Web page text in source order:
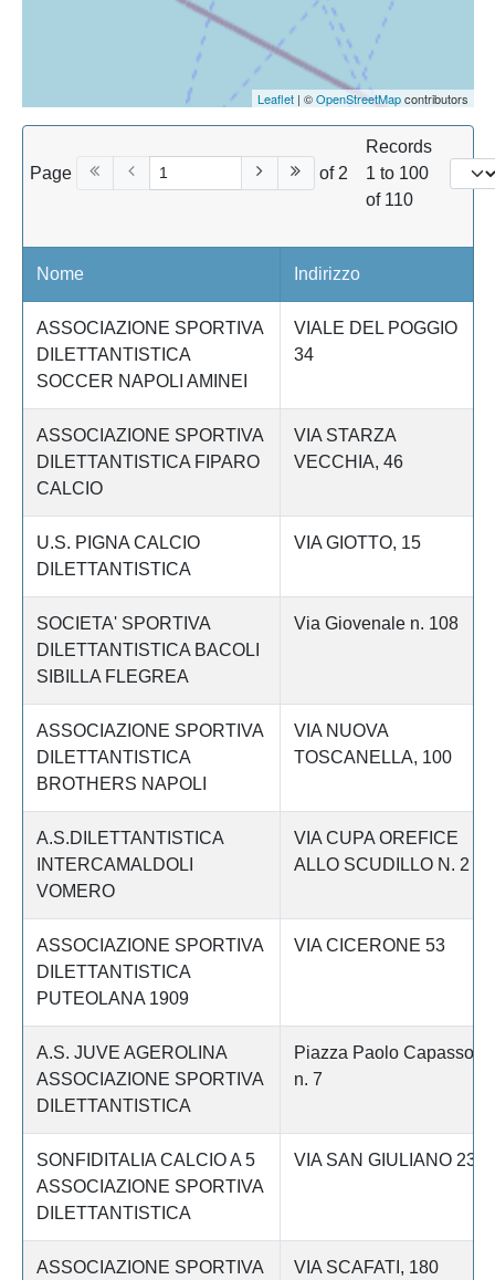
Leaflet| ©OpenStreetMapcontributors
Page of 2
Records
1 to 100
of 110
Nome Indirizzo
ASSOCIAZIONE SPORTIVA
DILETTANTISTICA
SOCCER NAPOLI AMINEI
VIALE DEL POGGIO
34
ASSOCIAZIONE SPORTIVA
DILETTANTISTICA FIPARO
CALCIO
VIA STARZA
VECCHIA, 46
U.S. PIGNA CALCIO
DILETTANTISTICA
VIA GIOTTO, 15
SOCIETA' SPORTIVA
DILETTANTISTICA BACOLI
SIBILLA FLEGREA
Via Giovenale n. 108
ASSOCIAZIONE SPORTIVA
DILETTANTISTICA
BROTHERS NAPOLI
VIA NUOVA
TOSCANELLA, 100
A.S.DILETTANTISTICA
INTERCAMALDOLI
VOMERO
VIA CUPA OREFICE
ALLO SCUDILLO N. 2
ASSOCIAZIONE SPORTIVA
DILETTANTISTICA
PUTEOLANA 1909
VIA CICERONE 53
A.S. JUVE AGEROLINA
ASSOCIAZIONE SPORTIVA
DILETTANTISTICA
Piazza Paolo Capasso
n. 7
SONFIDITALIA CALCIO A 5
ASSOCIAZIONE SPORTIVA
DILETTANTISTICA
VIA SAN GIULIANO 23
ASSOCIAZIONE SPORTIVA
VIA SCAFATI, 180